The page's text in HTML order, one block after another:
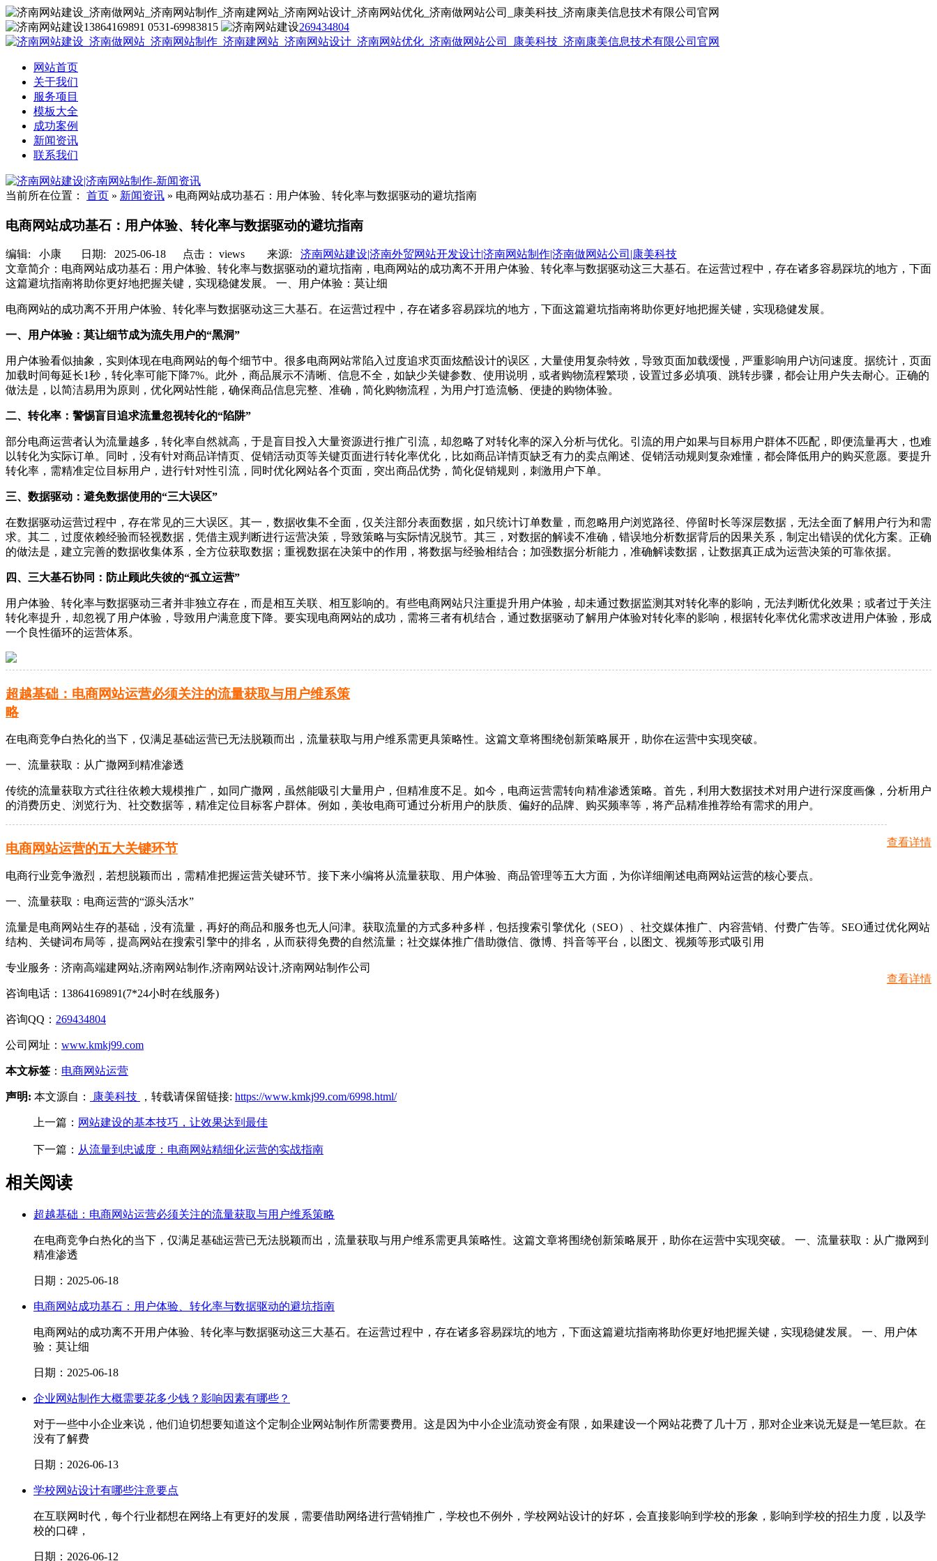
13864169891 0531-69983815 269434804
网站首页
关于我们
服务项目
模板大全
成功案例
新闻资讯
联系我们
当前所在位置： 首页 » 新闻资讯 » 电商网站成功基石：用户体验、转化率与数据驱动的避坑指南
电商网站成功基石：用户体验、转化率与数据驱动的避坑指南
编辑: 小康 日期: 2025-06-18 点击： views 来源: 济南网站建设|济南外贸网站开发设计|济南网站制作|济南做网站公司|康美科技
文章简介： 电商网站成功基石：用户体验、转化率与数据驱动的避坑指南，电商网站的成功离不开用户体验、转化率与数据驱动这三大基石。在运营过程中，存在诸多容易踩坑的地方，下面
这篇避坑指南将助你更好地把握关键，实现稳健发展。 一、用户体验：莫让细
电商网站的成功离不开用户体验、转化率与数据驱动这三大基石。在运营过程中，存在诸多容易踩坑的地方，下面这篇避坑指南将助你更好地把握关键，实现稳健发展。
一、用户体验：莫让细节成为流失用户的“黑洞”
用户体验看似抽象，实则体现在电商网站的每个细节中。很多电商网站常陷入过度追求页面炫酷设计的误区，大量使用复杂特效，导致页面加载缓慢，严重影响用户访问速度。据统计，页面
加载时间每延长1秒，转化率可能下降7%。此外，商品展示不清晰、信息不全，如缺少关键参数、使用说明，或者购物流程繁琐，设置过多必填项、跳转步骤，都会让用户失去耐心。正确的
做法是，以简洁易用为原则，优化网站性能，确保商品信息完整、准确，简化购物流程，为用户打造流畅、便捷的购物体验。
二、转化率：警惕盲目追求流量忽视转化的“陷阱”
部分电商运营者认为流量越多，转化率自然就高，于是盲目投入大量资源进行推广引流，却忽略了对转化率的深入分析与优化。引流的用户如果与目标用户群体不匹配，即便流量再大，也难
以转化为实际订单。同时，没有针对商品详情页、促销活动页等关键页面进行转化率优化，比如商品详情页缺乏有力的卖点阐述、促销活动规则复杂难懂，都会降低用户的购买意愿。要提升
转化率，需精准定位目标用户，进行针对性引流，同时优化网站各个页面，突出商品优势，简化促销规则，刺激用户下单。
三、数据驱动：避免数据使用的“三大误区”
在数据驱动运营过程中，存在常见的三大误区。其一，数据收集不全面，仅关注部分表面数据，如只统计订单数量，而忽略用户浏览路径、停留时长等深层数据，无法全面了解用户行为和需
求。其二，过度依赖经验而轻视数据，凭借主观判断进行运营决策，导致策略与实际情况脱节。其三，对数据的解读不准确，错误地分析数据背后的因果关系，制定出错误的优化方案。正确
的做法是，建立完善的数据收集体系，全方位获取数据；重视数据在决策中的作用，将数据与经验相结合；加强数据分析能力，准确解读数据，让数据真正成为运营决策的可靠依据。
四、三大基石协同：防止顾此失彼的“孤立运营”
用户体验、转化率与数据驱动三者并非独立存在，而是相互关联、相互影响的。有些电商网站只注重提升用户体验，却未通过数据监测其对转化率的影响，无法判断优化效果；或者过于关注
转化率提升，却忽视了用户体验，导致用户满意度下降。要实现电商网站的成功，需将三者有机结合，通过数据驱动了解用户体验对转化率的影响，根据转化率优化需求改进用户体验，形成
一个良性循环的运营体系。
超越基础：电商网站运营必须关注的流量获取与用户维系策
略
在电商竞争白热化的当下，仅满足基础运营已无法脱颖而出，流量获取与用户维系需更具策略性。这篇文章将围绕创新策略展开，助你在运营中实现突破。
一、流量获取：从广撒网到精准渗透
传统的流量获取方式往往依赖大规模推广，如同广撒网，虽然能吸引大量用户，但精准度不足。如今，电商运营需转向精准渗透策略。首先，利用大数据技术对用户进行深度画像，分析用户
的消费历史、浏览行为、社交数据等，精准定位目标客户群体。例如，美妆电商可通过分析用户的肤质、偏好的品牌、购买频率等，将产品精准推荐给有需求的用户。
查看详情
电商网站运营的五大关键环节
电商行业竞争激烈，若想脱颖而出，需精准把握运营关键环节。接下来小编将从流量获取、用户体验、商品管理等五大方面，为你详细阐述电商网站运营的核心要点。
一、流量获取：电商运营的“源头活水”
流量是电商网站生存的基础，没有流量，再好的商品和服务也无人问津。获取流量的方式多种多样，包括搜索引擎优化（SEO）、社交媒体推广、内容营销、付费广告等。SEO通过优化网站
结构、关键词布局等，提高网站在搜索引擎中的排名，从而获得免费的自然流量；社交媒体推广借助微信、微博、抖音等平台，以图文、视频等形式吸引用
查看详情
专业服务：济南高端建网站,济南网站制作,济南网站设计,济南网站制作公司
咨询电话：13864169891(7*24小时在线服务)
咨询QQ： 269434804
公司网址： www.kmkj99.com
本文标签 ： 电商网站运营
声明: 本文源自： 康美科技 ，转载请保留链接: https://www.kmkj99.com/6998.html/
上一篇： 网站建设的基本技巧，让效果达到最佳
下一篇： 从流量到忠诚度：电商网站精细化运营的实战指南
相关阅读
超越基础：电商网站运营必须关注的流量获取与用户维系策略
在电商竞争白热化的当下，仅满足基础运营已无法脱颖而出，流量获取与用户维系需更具策略性。这篇文章将围绕创新策略展开，助你在运营中实现突破。 一、流量获取：从广撒网到
精准渗透
日期：2025-06-18
电商网站成功基石：用户体验、转化率与数据驱动的避坑指南
电商网站的成功离不开用户体验、转化率与数据驱动这三大基石。在运营过程中，存在诸多容易踩坑的地方，下面这篇避坑指南将助你更好地把握关键，实现稳健发展。 一、用户体
验：莫让细
日期：2025-06-18
企业网站制作大概需要花多少钱？影响因素有哪些？
对于一些中小企业来说，他们迫切想要知道这个定制企业网站制作所需要费用。这是因为中小企业流动资金有限，如果建设一个网站花费了几十万，那对企业来说无疑是一笔巨款。在
没有了解费
日期：2026-06-13
学校网站设计有哪些注意要点
在互联网时代，每个行业都想在网络上有更好的发展，需要借助网络进行营销推广，学校也不例外，学校网站设计的好坏，会直接影响到学校的形象，影响到学校的招生力度，以及学
校的口碑，
日期：2026-06-12